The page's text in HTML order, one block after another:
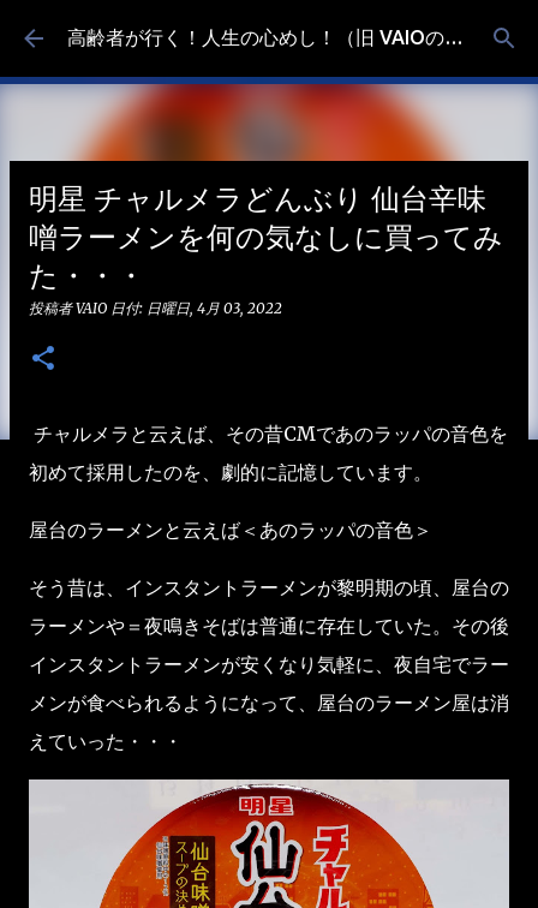
スキップしてメイン コンテンツに移動 高齢者が行く！人生の心めし！（旧 VAIOの食べ歩き）
明星 チャルメラどんぶり 仙台辛味
噌ラーメンを何の気なしに買ってみ
た・・・
投稿者VAIO 日付: 日曜日, 4月 03, 2022
チャルメラと云えば、その昔CMであのラッパの音色を
初めて採用したのを、劇的に記憶しています。
屋台のラーメンと云えば＜あのラッパの音色＞
そう昔は、インスタントラーメンが黎明期の頃、屋台の
ラーメンや＝夜鳴きそばは普通に存在していた。その後
インスタントラーメンが安くなり気軽に、夜自宅でラー
メンが食べられるようになって、屋台のラーメン屋は消
えていった・・・